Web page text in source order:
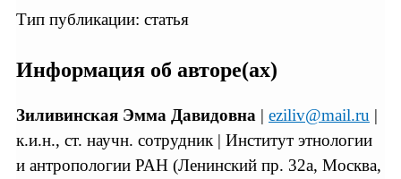
Тип публикации: статья
Информация об авторе(ах)
Зиливинская Эмма Давидовна | eziliv@mail.ru |
к.и.н., ст. научн. сотрудник | Институт этнологии
и антропологии РАН (Ленинский пр. 32а, Москва,